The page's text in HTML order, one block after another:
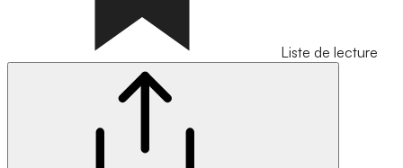
Liste de lecture